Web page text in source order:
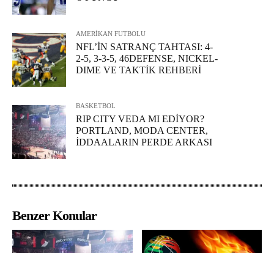
AMERİKAN FUTBOLU
NFL’İN SATRANÇ TAHTASI: 4-
2-5, 3-3-5, 46DEFENSE, NICKEL-
DIME VE TAKTİK REHBERİ
BASKETBOL
RIP CITY VEDA MI EDİYOR?
PORTLAND, MODA CENTER,
İDDAALARIN PERDE ARKASI
Benzer Konular